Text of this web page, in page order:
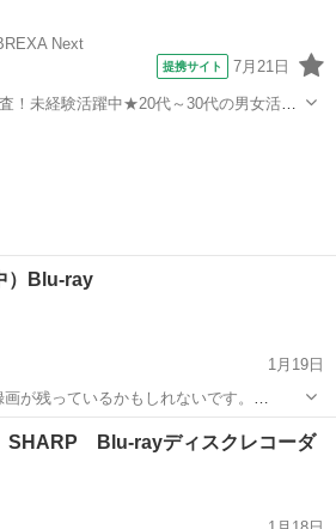
Next
提携サイト 7月21日
！未経験活躍中★20代～30代の男女活躍
）Blu-ray
1月19日
方
映像プレーヤー、レコーダー
SHARP Blu-rayディスクレコーダ